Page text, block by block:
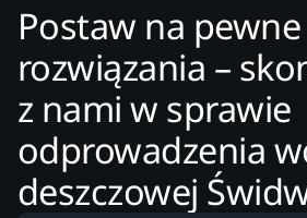
Postaw na pewne
rozwiązania –
z nami w sprawie
odprowadzenia
deszczowej